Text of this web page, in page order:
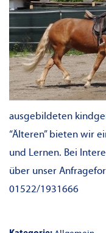
ausgebildeten
“Älteren” bieten wir
und Lernen. Bei
über unser
01522/1931666